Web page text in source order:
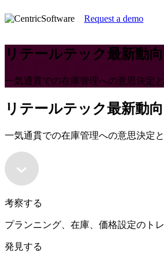
Request a demo
リテールテック最新動向
一気通貫での在庫管理への意思決定
リテールテック最新動向
一気通貫での在庫管理への意思決定
考察する
プランニング、在庫、価格設定のト
発見する